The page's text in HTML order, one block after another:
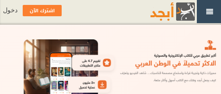
اشترك الآن دخول